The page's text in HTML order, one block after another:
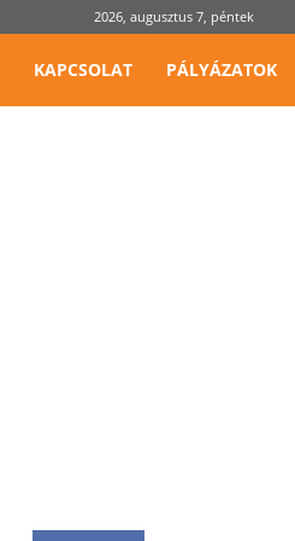
2026, augusztus 7, péntek
KAPCSOLAT PÁLYÁZATOK